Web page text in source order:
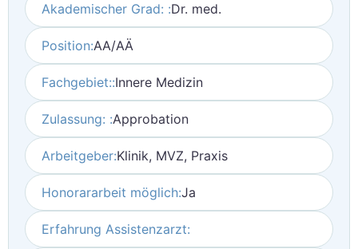
Akademischer Grad: :Dr. med.
Position:AA/AÄ
Fachgebiet::Innere Medizin
Zulassung: :Approbation
Arbeitgeber:Klinik, MVZ, Praxis
Honorararbeit möglich:Ja
Erfahrung Assistenzarzt: